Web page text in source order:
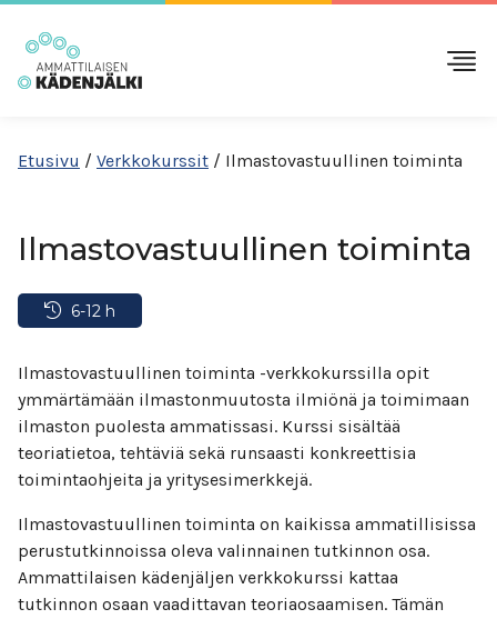
Etusivu / Verkkokurssit / Ilmastovastuullinen toiminta
Ilmastovastuullinen toiminta
6-12 h
Ilmastovastuullinen toiminta -verkkokurssilla opit
ymmärtämään ilmastonmuutosta ilmiönä ja toimimaan
ilmaston puolesta ammatissasi. Kurssi sisältää
teoriatietoa, tehtäviä sekä runsaasti konkreettisia
toimintaohjeita ja yritysesimerkkejä.
Ilmastovastuullinen toiminta on kaikissa ammatillisissa
perustutkinnoissa oleva valinnainen tutkinnon osa.
Ammattilaisen kädenjäljen verkkokurssi kattaa
tutkinnon osaan vaadittavan teoriaosaamisen. Tämän